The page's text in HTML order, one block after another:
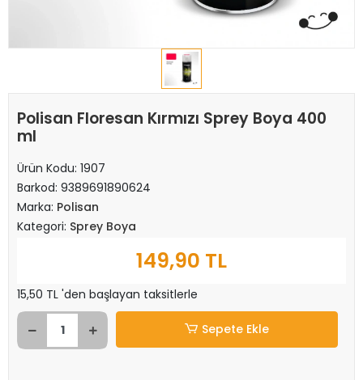
Polisan Floresan Kırmızı Sprey Boya 400
ml
Ürün Kodu: 1907
Barkod: 9389691890624
Marka: Polisan
Kategori: Sprey Boya
149,90 TL
15,50 TL 'den başlayan taksitlerle
Sepete Ekle